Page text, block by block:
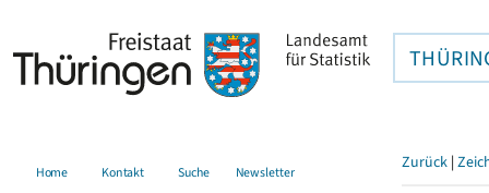
Home Kontakt Suche Newsletter Zurück |